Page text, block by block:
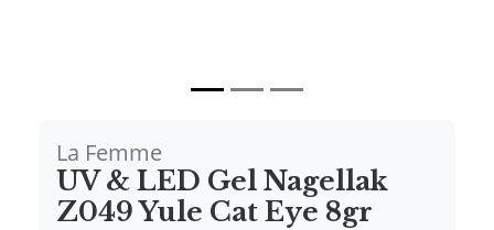
La Femme
UV & LED Gel Nagellak
Z049 Yule Cat Eye 8gr